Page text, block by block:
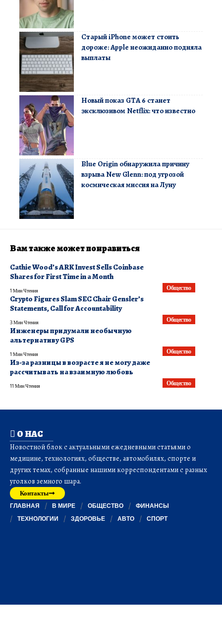
Старый iPhone может стоить
дороже: Apple неожиданно подняла
выплаты
Новый показ GTA 6 станет
эксклюзивом Netflix: что известно
Blue Origin обнаружила причину
взрыва New Glenn: под угрозой
космическая миссия на Луну
Вам также может понравиться
Общество
Cathie Wood’s ARK Invest Sells Coinbase
Shares for First Time in a Month
1 Мин Чтения
Общество
Crypto Figures Slam SEC Chair Gensler’s
Statements, Call for Accountability
3 Мин Чтения
Общество
Инженеры придумали необычную
альтернативу GPS
1 Мин Чтения
Общество
Из-за разницы в возрасте я не могу даже
рассчитывать на взаимную любовь
11 Мин Чтения
О НАС
Новостной блок с актуальными ежедневными статьями о
медицине, технологиях, обществе, автомобилях, спорте и
других темах, собранные нашими корреспондентами с разных
уголков земного шара.
Контакты
ГЛАВНАЯ В МИРЕ ОБЩЕСТВО
ФИНАНСЫ
ТЕХНОЛОГИИ
ЗДОРОВЬЕ АВТО СПОРТ